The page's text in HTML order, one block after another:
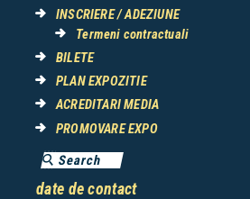
INSCRIERE / ADEZIUNE
Termeni contractuali
BILETE
PLAN EXPOZITIE
ACREDITARI MEDIA
PROMOVARE EXPO
date de contact